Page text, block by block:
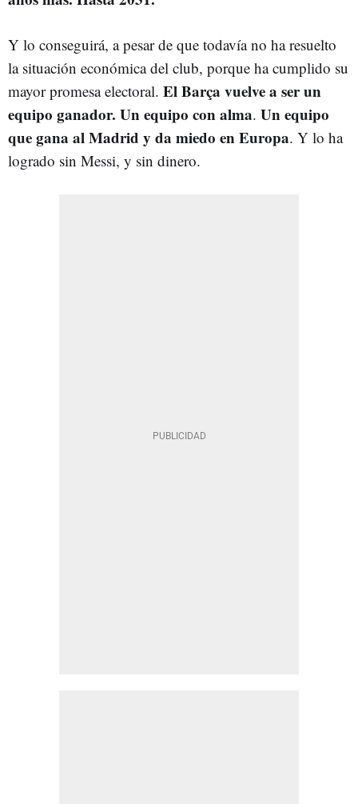
Y lo conseguirá, a pesar de que todavía no ha resuelto
la situación económica del club, porque ha cumplido su
mayor promesa electoral. El Barça vuelve a ser un
equipo ganador. Un equipo con alma. Un equipo
que gana al Madrid y da miedo en Europa. Y lo ha
logrado sin Messi, y sin dinero.